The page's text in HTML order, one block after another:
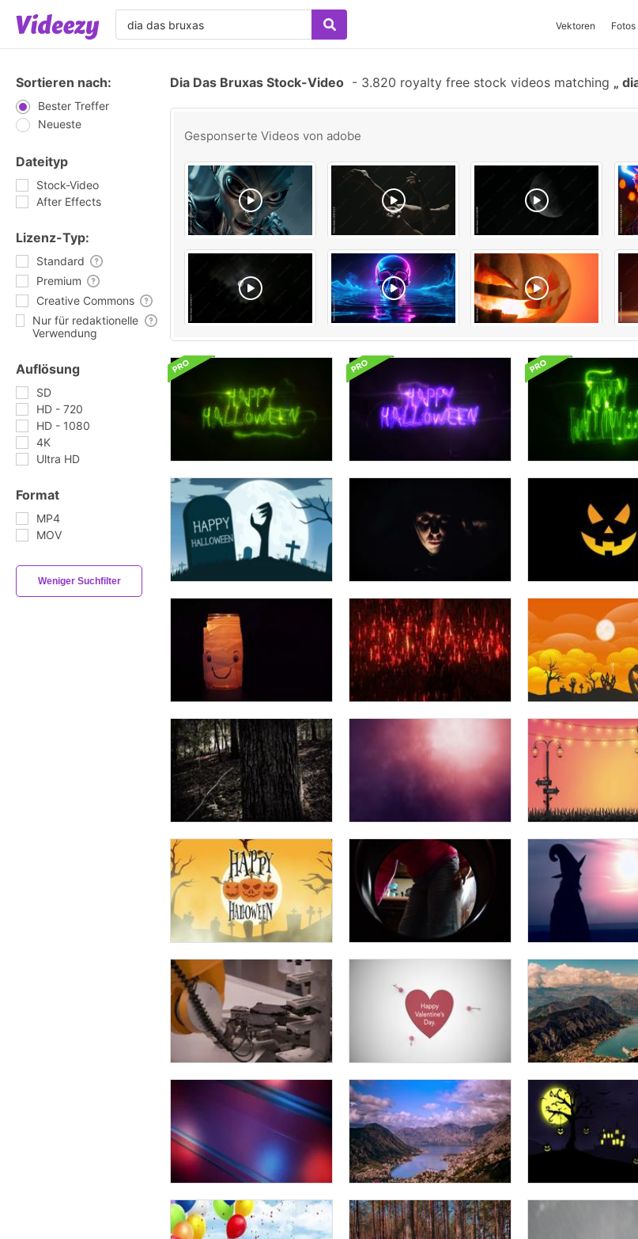
Vektoren Fotos
Sortieren nach:
Bester Treffer
Neueste
Dateityp
Stock-Video
After Effects
Lizenz-Typ:
Standard
Premium
Creative Commons
Nur für redaktionelle
Verwendung
Auflösung
SD
HD - 720
HD - 1080
4K
Ultra HD
Format
MP4
MOV
Weniger Suchfilter
Dia Das Bruxas Stock-Video - 3.820 royalty free stock videos matching
Gesponserte Videos von adobe